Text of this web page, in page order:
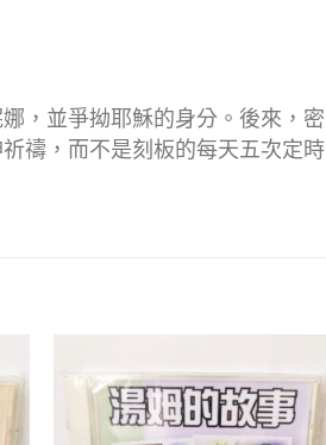
，並爭拗耶穌的身分。後來，密
禱，而不是刻板的每天五次定時